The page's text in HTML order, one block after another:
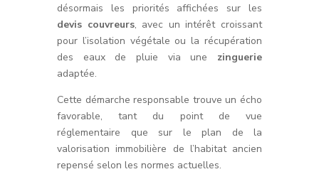
désormais les priorités affichées sur les
devis couvreurs, avec un intérêt croissant
pour l’isolation végétale ou la récupération
des eaux de pluie via une zinguerie
adaptée.
Cette démarche responsable trouve un écho
favorable, tant du point de vue
réglementaire que sur le plan de la
valorisation immobilière de l’habitat ancien
repensé selon les normes actuelles.